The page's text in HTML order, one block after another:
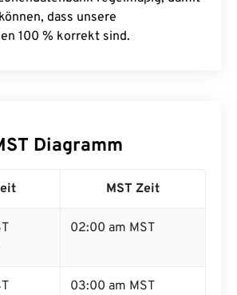
dass unsere
100 % korrekt sind.
Diagramm
MST Zeit
02:00 am MST
03:00 am MST